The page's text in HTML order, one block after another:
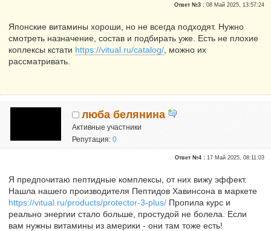
Ответ №3 :08 Май 2025, 13:57:24
Японские витамины хороши, но не всегда подходят. Нужно
смотреть назначение, состав и подбирать уже. Есть не плохие
коплексы кстати https://vitual.ru/catalog/, можно их
рассматривать.
люба белянина
Активные участники
Репутация: 0
Ответ №4 :17 Май 2025, 08:11:03
Я предпочитаю пептидные комплексы, от них вижу эффект.
Нашла нашего производителя Пептидов Хавинсона в маркете
https://vitual.ru/products/protector-3-plus/ Пропила курс и
реально энергии стало больше, простудой не болела. Если
вам нужны витамины из америки - они там тоже есть!